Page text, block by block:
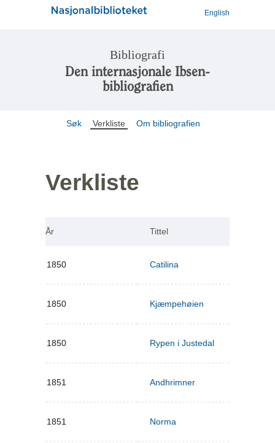
English
Bibliografi
Den internasjonale Ibsen-
bibliografien
Søk Verkliste Om bibliografien
Verkliste
År Tittel
1850 Catilina
1850 Kjæmpehøien
1850 Rypen i Justedal
1851 Andhrimner
1851 Norma